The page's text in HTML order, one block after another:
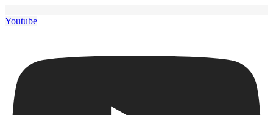
Youtube